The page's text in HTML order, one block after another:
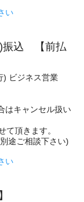
い
)振込 【前払
) ビジネス営業
はキャンセル扱い
頂きます。
ご相談下さい)
い